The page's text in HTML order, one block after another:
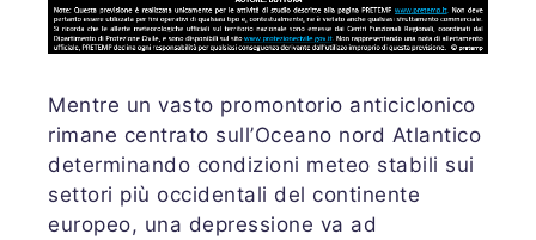
Mentre un vasto promontorio anticiclonico
rimane centrato sull’Oceano nord Atlantico
determinando condizioni meteo stabili sui
settori più occidentali del continente
europeo, una depressione va ad